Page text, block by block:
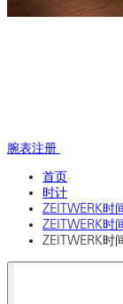
腕表注册
首页
时计
ZEITWERK时
ZEITWERK时
ZEITWERK时